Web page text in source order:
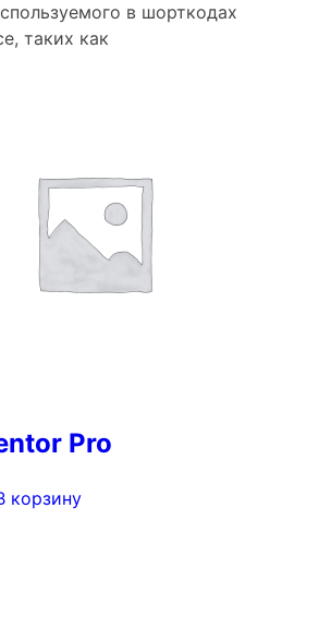
в шорткодах
таких как
Pro
корзину